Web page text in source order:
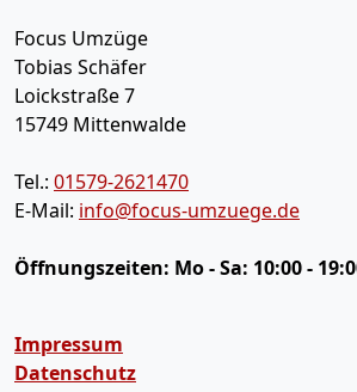
Focus Umzüge
Tobias Schäfer
Loickstraße 7
15749 Mittenwalde
Tel.: 01579-2621470
E-Mail: info@focus-umzuege.de
Öffnungszeiten: Mo - Sa: 10:00 -
Impressum
Datenschutz